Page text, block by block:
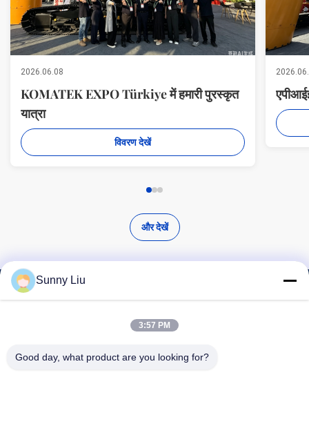
2026.06.08
KOMATEK EXPO Türkiye में हमारी पुरस्कृत
यात्रा
विवरण देखें
और देखें
उच्च गुणवत्ता वाले उत्पाद खोजें
Sunny Liu
3:57 PM
Good day, what product are you looking for?